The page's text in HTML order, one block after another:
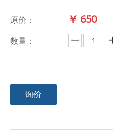
原价： ￥ 650
数量：
询价